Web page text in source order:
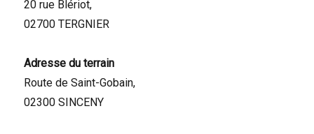
20 rue Blériot,
02700 TERGNIER
Adresse du terrain
Route de Saint-Gobain,
02300 SINCENY